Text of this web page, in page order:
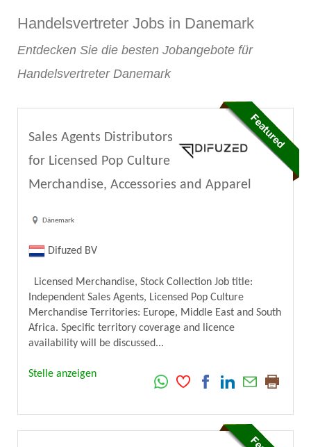
Handelsvertreter Jobs in Danemark
Entdecken Sie die besten Jobangebote für
Handelsvertreter Danemark
Sales Agents Distributors
for Licensed Pop Culture
Merchandise, Accessories and Apparel
Dänemark
Difuzed BV
Licensed Merchandise, Stock Collection Job title:
Independent Sales Agents, Licensed Pop Culture
Merchandise Territories: Europe, Middle East and South
Africa. Specific territory coverage and licence
availability will be discussed...
Stelle anzeigen